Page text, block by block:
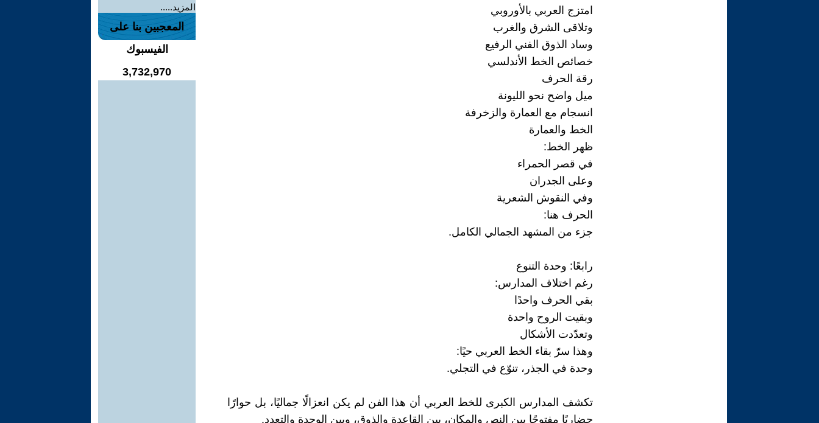
امتزج العربي بالأوروبي
وتلاقى الشرق والغرب
وساد الذوق الفني الرفيع
خصائص الخط الأندلسي
رقة الحرف
ميل واضح نحو الليونة
انسجام مع العمارة والزخرفة
الخط والعمارة
ظهر الخط:
في قصر الحمراء
وعلى الجدران
وفي النقوش الشعرية
الحرف هنا:
جزء من المشهد الجمالي الكامل.
رابعًا: وحدة التنوع
رغم اختلاف المدارس:
بقي الحرف واحدًا
وبقيت الروح واحدة
وتعدّدت الأشكال
وهذا سرّ بقاء الخط العربي حيًا:
وحدة في الجذر، تنوّع في التجلي.
تكشف المدارس الكبرى للخط العربي أن هذا الفن لم يكن انعزالًا جماليًا، بل حوارًا
حضاريًا مفتوحًا بين النص والمكان، بين القاعدة والذوق، وبين الوحدة والتعدد.
المزيد.....
المعجبين بنا على
الفيسبوك
3,732,970